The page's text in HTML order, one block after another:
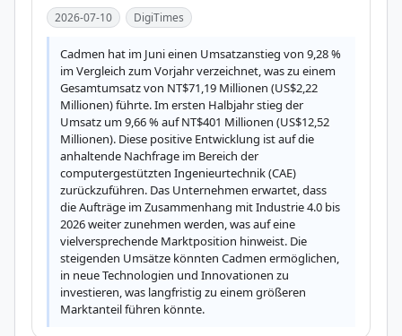
2026-07-10 DigiTimes
Cadmen hat im Juni einen Umsatzanstieg von 9,28 %
im Vergleich zum Vorjahr verzeichnet, was zu einem
Gesamtumsatz von NT$71,19 Millionen (US$2,22
Millionen) führte. Im ersten Halbjahr stieg der
Umsatz um 9,66 % auf NT$401 Millionen (US$12,52
Millionen). Diese positive Entwicklung ist auf die
anhaltende Nachfrage im Bereich der
computergestützten Ingenieurtechnik (CAE)
zurückzuführen. Das Unternehmen erwartet, dass
die Aufträge im Zusammenhang mit Industrie 4.0 bis
2026 weiter zunehmen werden, was auf eine
vielversprechende Marktposition hinweist. Die
steigenden Umsätze könnten Cadmen ermöglichen,
in neue Technologien und Innovationen zu
investieren, was langfristig zu einem größeren
Marktanteil führen könnte.